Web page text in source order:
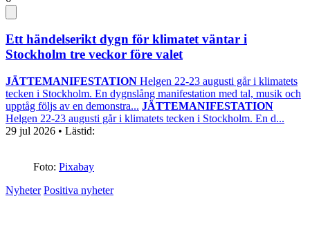
Ett händelserikt dygn för klimatet väntar i
Stockholm tre veckor före valet
JÄTTEMANIFESTATION Helgen 22-23 augusti går i klimatets
tecken i Stockholm. En dygnslång manifestation med tal, musik och
upptåg följs av en demonstra... JÄTTEMANIFESTATION
Helgen 22-23 augusti går i klimatets tecken i Stockholm. En d...
29 jul 2026 • Lästid:
Foto: Pixabay
Nyheter Positiva nyheter